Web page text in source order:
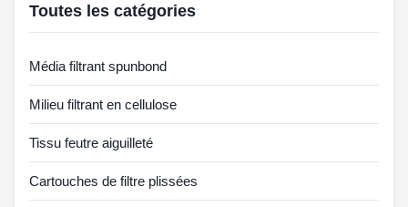
Toutes les catégories
Média filtrant spunbond
Milieu filtrant en cellulose
Tissu feutre aiguilleté
Cartouches de filtre plissées